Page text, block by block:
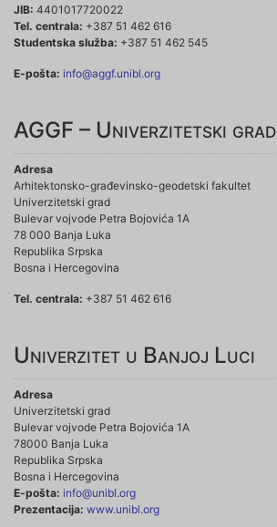
JIB: 4401017720022
Tel. centrala: +387 51 462 616
Studentska služba: +387 51 462 545
E-pošta: info@aggf.unibl.org
AGGF – Univerzitetski grad
Adresa
Arhitektonsko-građevinsko-geodetski fakultet
Univerzitetski grad
Bulevar vojvode Petra Bojovića 1A
78 000 Banja Luka
Republika Srpska
Bosna i Hercegovina
Tel. centrala: +387 51 462 616
Univerzitet u Banjoj Luci
Adresa
Univerzitetski grad
Bulevar vojvode Petra Bojovića 1A
78000 Banja Luka
Republika Srpska
Bosna i Hercegovina
E-pošta: info@unibl.org
Prezentacija: www.unibl.org